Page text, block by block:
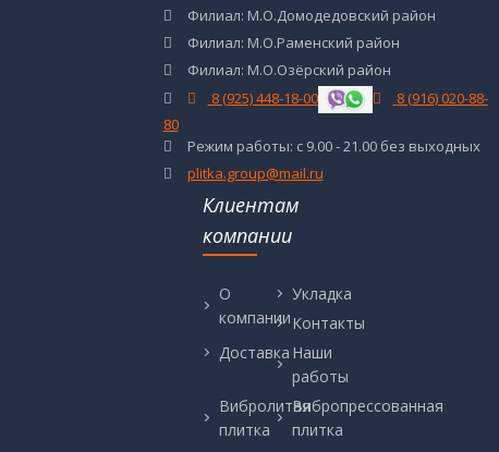
Филиал: М.О.Домодедовский район
Филиал: М.О.Раменский район
Филиал: М.О.Озёрский район
8 (925) 448-18-00
8 (916) 020-88-
80
Режим работы: с 9.00 - 21.00 без выходных
plitka.group@mail.ru
Клиентам
компании
О
компании
Укладка
Контакты
Доставка Наши
работы
Вибролитая
плитка
Вибропрессованная
плитка